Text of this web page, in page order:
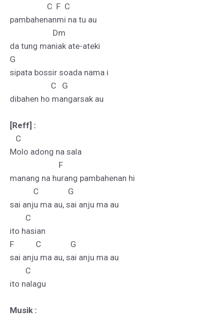
pambahenanmi na tu au
da tung maniak ate-ateki
G
sipata bossir soada nama i
dibahen ho mangarsak au
[Reff] :
Molo adong na sala
manang na hurang pambahenan hi
sai anju ma au, sai anju ma au
ito hasian
F           C               G
sai anju ma au, sai anju ma au
ito nalagu
Musik :